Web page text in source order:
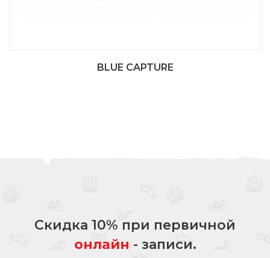
BLUE CAPTURE
Скидка 10% при первичной
онлайн - записи.